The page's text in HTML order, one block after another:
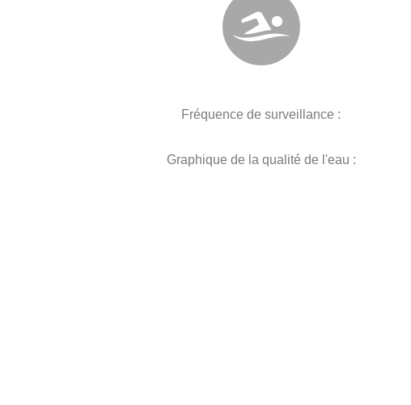
Fréquence de surveillance :
Graphique de la qualité de l'eau :